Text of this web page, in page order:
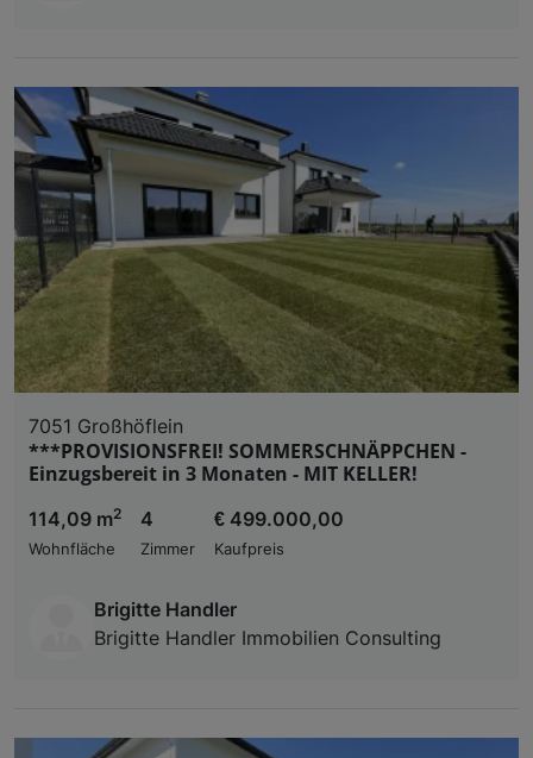
7051 Großhöflein
***PROVISIONSFREI! SOMMERSCHNÄPPCHEN -
Einzugsbereit in 3 Monaten - MIT KELLER!
114,09 m2
Wohnfläche
4
Zimmer
€ 499.000,00
Kaufpreis
Brigitte Handler
Brigitte Handler Immobilien Consulting